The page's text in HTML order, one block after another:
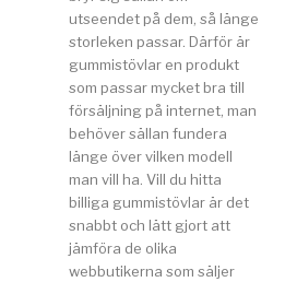
utseendet på dem, så länge
storleken passar. Därför är
gummistövlar en produkt
som passar mycket bra till
försäljning på internet, man
behöver sällan fundera
länge över vilken modell
man vill ha. Vill du hitta
billiga gummistövlar är det
snabbt och lätt gjort att
jämföra de olika
webbutikerna som säljer